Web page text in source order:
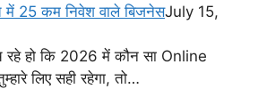
25 कम निवेश वाले बिजनेसJuly 15,
हो कि 2026 में कौन सा Online
लिए सही रहेगा, तो…